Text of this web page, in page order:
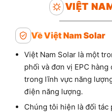
VIỆT
Về Việt Nam Solar
Việt Nam Solar là một
phối và đơn vị EPC hàng
trong lĩnh vực năng
điện năng lượng.
Chúng tôi hiện là đối tác